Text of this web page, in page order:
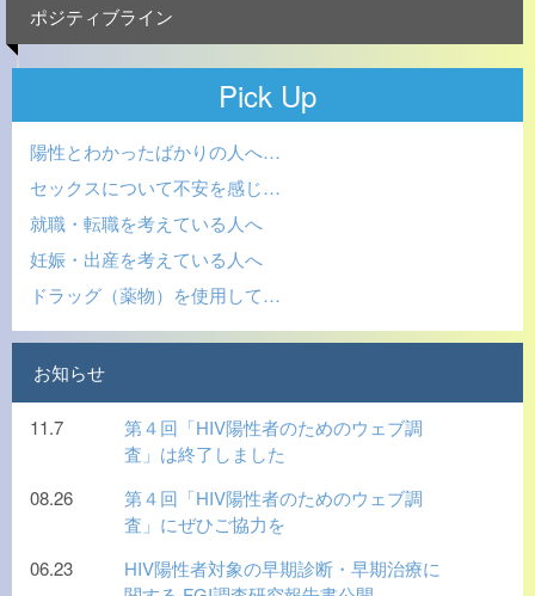
ポジティブライン
Pick Up
陽性とわかったばかりの人へ…
セックスについて不安を感じ…
就職・転職を考えている人へ
妊娠・出産を考えている人へ
ドラッグ（薬物）を使用して…
お知らせ
11.7
第４回「HIV陽性者のためのウェブ調
査」は終了しました
08.26
第４回「HIV陽性者のためのウェブ調
査」にぜひご協力を
06.23
HIV陽性者対象の早期診断・早期治療に